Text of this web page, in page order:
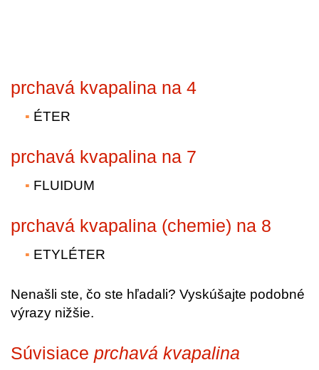
prchavá kvapalina na 4
ÉTER
prchavá kvapalina na 7
FLUIDUM
prchavá kvapalina (chemie) na 8
ETYLÉTER
Nenašli ste, čo ste hľadali? Vyskúšajte podobné
výrazy nižšie.
Súvisiace prchavá kvapalina